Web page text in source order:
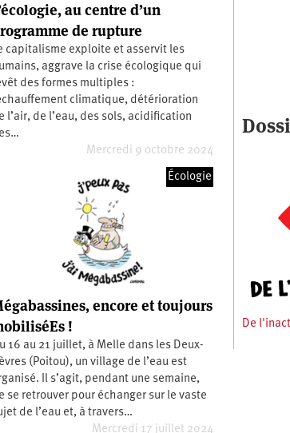
au centre d’un
de rupture
capitalisme exploite et asservit les
aggrave la crise écologique qui
des formes multiples :
climatique, détérioration
l’air, de l’eau, des sols, acidification
Mercredi 9 octobre 2024
Écologie
encore et toujours
!
16 au 21 juillet, à Melle dans les Deux-
(Poitou), un village de l’eau est
Il s’agit, pendant une semaine,
se retrouver pour échanger sur le vaste
de l’eau et, à travers…
Mercredi 17 juillet 2024
De